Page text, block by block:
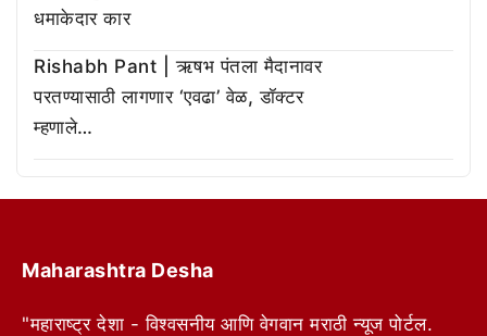
धमाकेदार कार
Rishabh Pant | ऋषभ पंतला मैदानावर
परतण्यासाठी लागणार ‘एवढा’ वेळ, डॉक्टर
म्हणाले…
Maharashtra Desha
"महाराष्ट्र देशा - विश्वसनीय आणि वेगवान मराठी न्यूज पोर्टल.